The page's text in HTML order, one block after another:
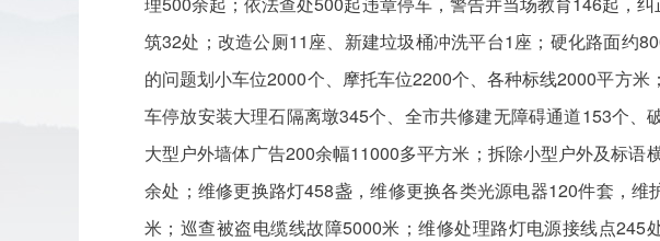
筑32处；改造公厕11座、新建垃圾桶冲洗平台1座；硬化路面约
的问题划小车位2000个、摩托车位2200个、各种标线2000平方
车停放安装大理石隔离墩345个、全市共修建无障碍通道153个
大型户外墙体广告200余幅11000多平方米；拆除小型户外及标
余处；维修更换路灯458盏，维修更换各类光源电器120件套，
米；巡查被盗电缆线故障5000米；维修处理路灯电源接线点